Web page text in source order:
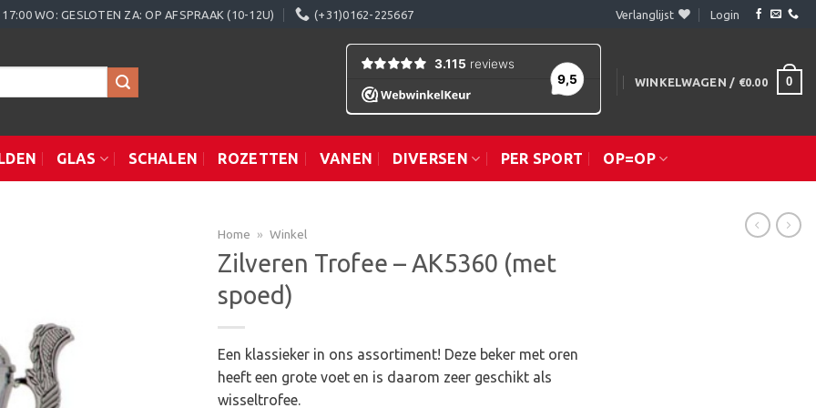
WO: GESLOTEN ZA: OP AFSPRAAK (10-12U) (+31)0162-225667 Verlanglijst Login
WINKELWAGEN / €0.00 0
GLAS SCHALEN ROZETTEN VANEN DIVERSEN PER SPORT OP=OP
Home » Winkel
Zilveren Trofee – AK5360 (met
spoed)
Een klassieker in ons assortiment! Deze beker met oren
heeft een grote voet en is daarom zeer geschikt als
wisseltrofee.